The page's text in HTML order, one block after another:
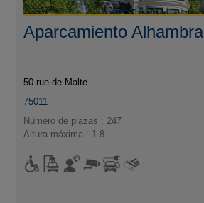
Aparcamiento Alhambra
50 rue de Malte
75011
Número de plazas : 247
Altura máxima : 1.8